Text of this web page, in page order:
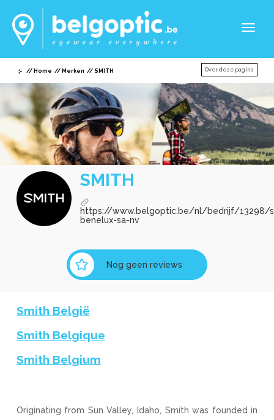
Home Merken SMITH Over deze pagina
SMITH
https://www.belgoptic.be/nl/bedrijf/13298/
benelux-sa-nv
Nog geen reviews
Smith België
Smith Belgique
Smith Belgium
Originating from Sun Valley, Idaho, Smith was founded in